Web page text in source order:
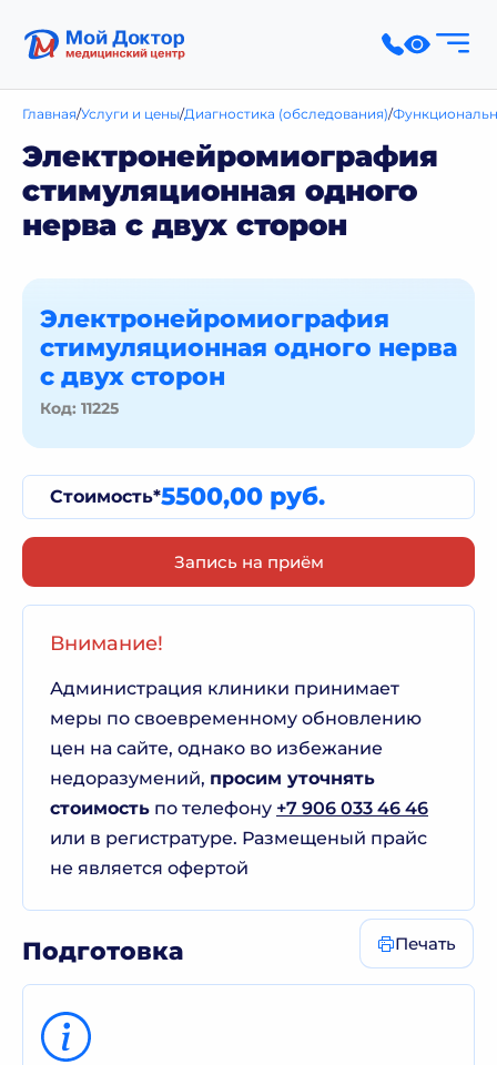
Главная Услуги и цены Диагностика (обследования)
Электронейромиография
стимуляционная одного
нерва с двух сторон
Электронейромиография
стимуляционная одного нерва
с двух сторон
Код: 11225
Стоимость*5500,00 руб.
Запись на приём
Внимание!
Администрация клиники принимает
меры по своевременному обновлению
цен на сайте, однако во избежание
недоразумений, просим уточнять
стоимость по телефону +7 906 033 46 46
или в регистратуре. Размещеный прайс
не является офертой
Подготовка Печать